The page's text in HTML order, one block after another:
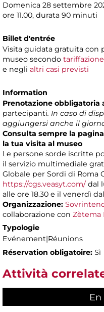
Domenica 28 settembre
ore 11.00, durata 90 minuti
Billet d'entrée
Visita guidata gratuita con
museo secondo
e negli altri casi previsti
Information
Prenotazione obbligatoria
partecipanti. In caso di
aggiungersi anche il
Consulta sempre la pagina
la tua visita al museo
Le persone sorde iscritte
il servizio multimediale
Globale per Sordi di Roma
https://cgs.veasyt.com/dal
alle ore 18.30 e il venerdì
Organizzazione:
collaborazione con Zètema
Typologie
Evénement|Réunions
Réservation obligatoire: Sì
Attività